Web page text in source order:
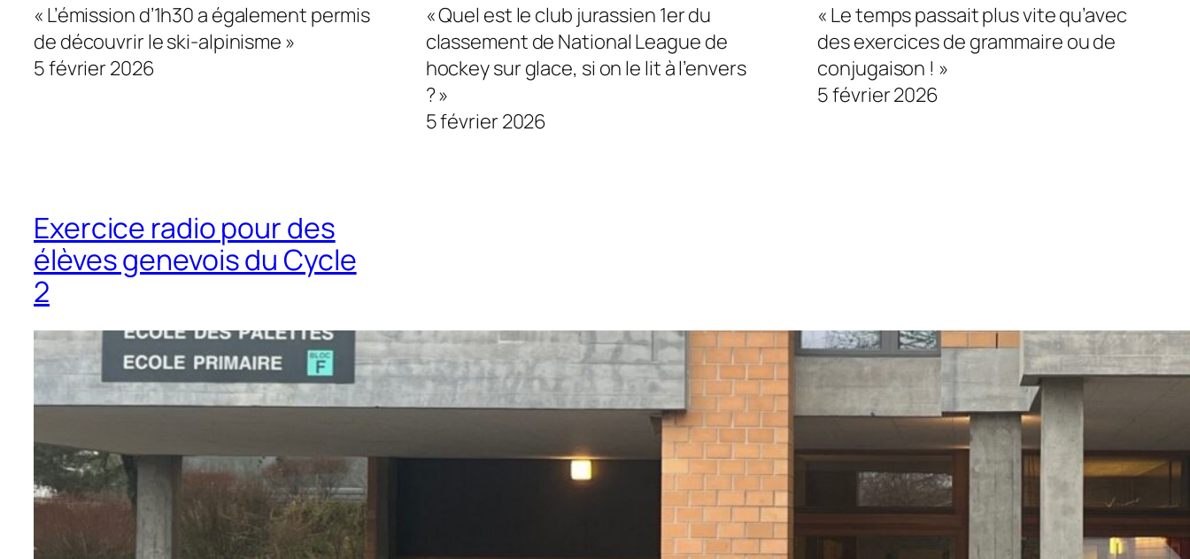
« L’émission d’1h30 a également permis
de découvrir le ski-alpinisme »
5 février 2026
« Quel est le club jurassien 1er du
classement de National League de
hockey sur glace, si on le lit à l’envers
? »
5 février 2026
« Le temps passait plus vite qu’avec
des exercices de grammaire ou de
conjugaison ! »
5 février 2026
Exercice radio pour des
élèves genevois du Cycle
2